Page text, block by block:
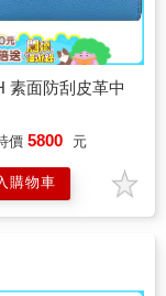
素面防刮皮革中
價 5800 元
購物車